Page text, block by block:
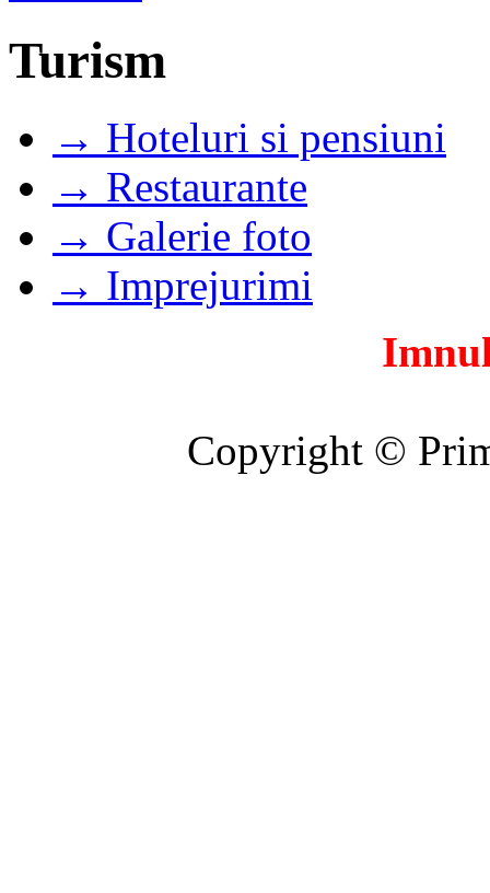
Turism
→ Hoteluri si pensiuni
→ Restaurante
→ Galerie foto
→ Imprejurimi
Copyright ©